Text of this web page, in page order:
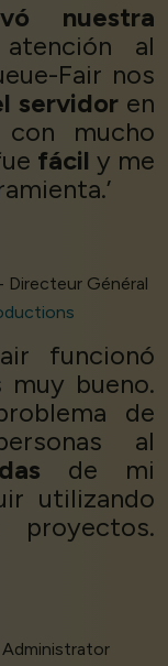
nuestra
al
Fair nos
servidor en
mucho
fácil y me
Directeur Général
funcionó
bueno.
de
al
de mi
utilizando